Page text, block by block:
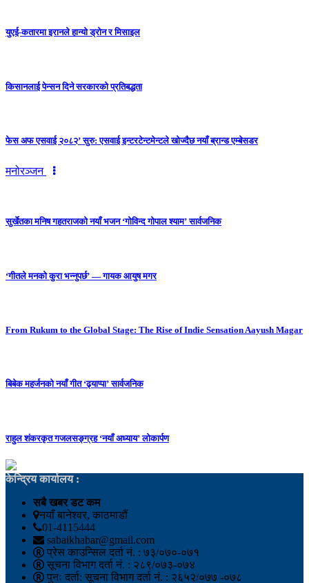
युएई-कतारमा इरानले हान्यो ड्रोन र मिसाइल
किसानलाई पेन्सन दिने सरकारको प्रतिबद्धता
फेस अफ एसवाई २०८२’ सुरु: एसवाई इन्टरटेन्टमेन्टले खोज्दैछ नयाँ ब्रान्ड एम्बेसडर
मनोरञ्जन
सुर्खेतका मनिष गहतराजको नयाँ भजन ‘गोविन्द गोपाल श्याम’ सार्वजनिक
‘गीतले मनको कुरा भन्नुपर्छ’ — गायक आयुष मगर
From Rukum to the Global Stage: The Rise of Indie Sensation Aayush Magar
बिबेक महर्जनको नयाँ गीत ‘ढ्याप्पा’ सार्वजनिक
राहुल शंकरकृत गजलसङ्ग्रह ‘नयाँ अध्याय’ लोकार्पण
केन्द्रिय कार्यालय :
सबै खबर डट कम
नयाँ बानेश्वर, काठमाडौं
01-4115444
sabaikhabar@gmail.com
प्रेस काउन्सिल दर्ता नं. : ७३/०७०-०७१
सूचना विभाग दर्ता नं. : २८९/०७३-०७४
पुनः दर्ता: सूचना विभाग दर्ता नं. : २६५२/०७७ -०७८